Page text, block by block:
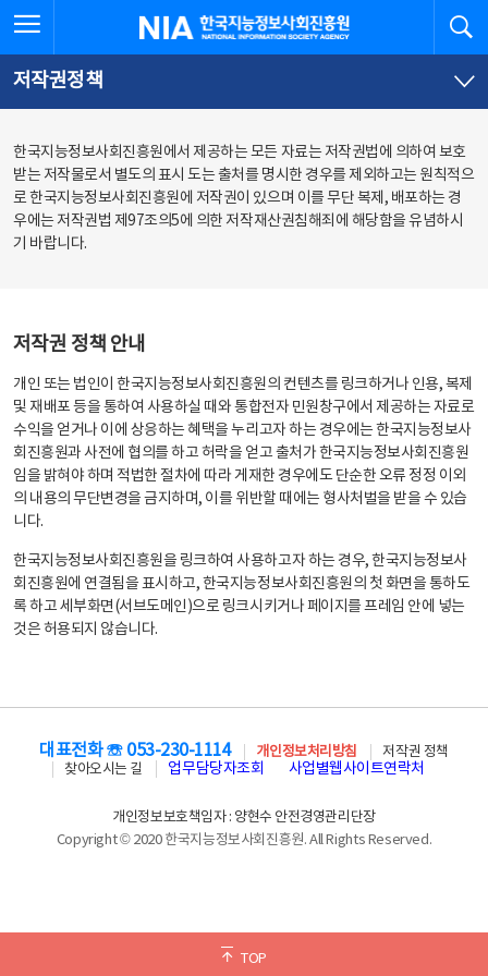
문
로
가
체
뉴
바
가
한국지능정보사회진흥원
저작권정책
한국지능정보사회진흥원에서 제공하는 모든 자료는 저작권법에 의하여 보호
받는 저작물로서 별도의 표시 도는 출처를 명시한 경우를 제외하고는 원칙적으
로 한국지능정보사회진흥원에 저작권이 있으며 이를 무단 복제, 배포하는 경
우에는 저작권법 제97조의5에 의한 저작재산권침해죄에 해당함을 유념하시
기 바랍니다.
저작권 정책 안내
개인 또는 법인이 한국지능정보사회진흥원의 컨텐츠를 링크하거나 인용, 복제
및 재배포 등을 통하여 사용하실 때와 통합전자 민원창구에서 제공하는 자료로
수익을 얻거나 이에 상응하는 혜택을 누리고자 하는 경우에는 한국지능정보사
회진흥원과 사전에 협의를 하고 허락을 얻고 출처가 한국지능정보사회진흥원
임을 밝혀야 하며 적법한 절차에 따라 게재한 경우에도 단순한 오류 정정 이외
의 내용의 무단변경을 금지하며, 이를 위반할 때에는 형사처벌을 받을 수 있습
니다.
한국지능정보사회진흥원을 링크하여 사용하고자 하는 경우, 한국지능정보사
회진흥원에 연결됨을 표시하고, 한국지능정보사회진흥원의 첫 화면을 통하도
록 하고 세부화면(서브도메인)으로 링크시키거나 페이지를 프레임 안에 넣는
것은 허용되지 않습니다.
TOP
대표전화 ☏ 053-230-1114 개인정보처리방침
저작권 정책
찾아오시는 길
업무담당자조회 사업별웹사이트연락처
개인정보보호책임자 : 양현수 안전경영관리단장
Copyright © 2020 한국지능정보사회진흥원. All Rights Reserved.